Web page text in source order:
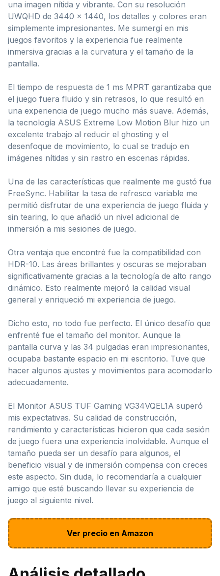
una imagen nítida y vibrante. Con su resolución
UWQHD de 3440 x 1440, los detalles y colores eran
simplemente impresionantes. Me sumergí en mis
juegos favoritos y la experiencia fue realmente
inmersiva gracias a la curvatura y el tamaño de la
pantalla.
El tiempo de respuesta de 1 ms MPRT garantizaba que
el juego fuera fluido y sin retrasos, lo que resultó en
una experiencia de juego mucho más suave. Además,
la tecnología ASUS Extreme Low Motion Blur hizo un
excelente trabajo al reducir el ghosting y el
desenfoque de movimiento, lo cual se tradujo en
imágenes nítidas y sin rastro en escenas rápidas.
Una de las características que realmente me gustó fue
FreeSync. Habilitar la tasa de refresco variable me
permitió disfrutar de una experiencia de juego fluida y
sin tearing, lo que añadió un nivel adicional de
inmersión a mis sesiones de juego.
Otra ventaja que encontré fue la compatibilidad con
HDR-10. Las áreas brillantes y oscuras se mejoraban
significativamente gracias a la tecnología de alto rango
dinámico. Esto realmente mejoró la calidad visual
general y enriqueció mi experiencia de juego.
Dicho esto, no todo fue perfecto. El único desafío que
enfrenté fue el tamaño del monitor. Aunque la
pantalla curva y las 34 pulgadas eran impresionantes,
ocupaba bastante espacio en mi escritorio. Tuve que
hacer algunos ajustes y movimientos para acomodarlo
adecuadamente.
El Monitor ASUS TUF Gaming VG34VQEL1A superó
mis expectativas. Su calidad de construcción,
rendimiento y características hicieron que cada sesión
de juego fuera una experiencia inolvidable. Aunque el
tamaño pueda ser un desafío para algunos, el
beneficio visual y de inmersión compensa con creces
este aspecto. Sin duda, lo recomendaría a cualquier
amigo que esté buscando llevar su experiencia de
juego al siguiente nivel.
Ver precio en Amazon